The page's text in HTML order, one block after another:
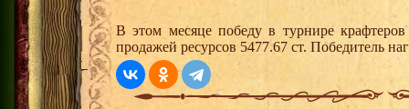
В этом месяце победу в турнире
продажей ресурсов 5477.67 ст. Победитель